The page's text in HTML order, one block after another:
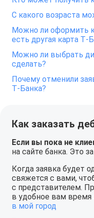
С какого возраста
Можно ли оформить
есть другая карта
Можно ли выбрать
сделать?
Почему отменили
Т‑Банка?
Как заказать
Если вы пока не
на сайте банка. Это
Когда заявка будет
свяжется с вами,
с представителем.
в удобное вам время
в мой город